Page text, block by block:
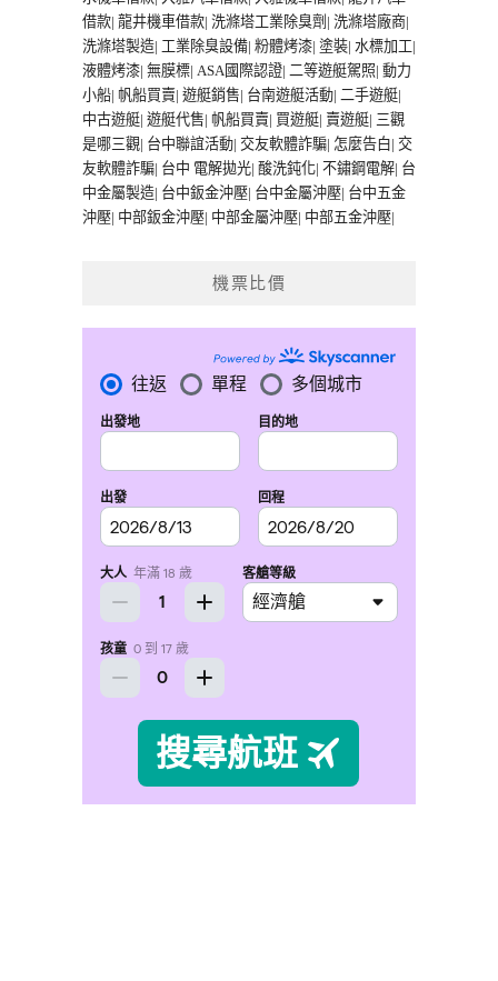
借款| 龍井機車借款| 洗滌塔工業除臭劑 | 洗滌塔廠商|
洗滌塔製造| 工業除臭設備| 粉體烤漆| 塗裝| 水標加工|
液體烤漆| 無膜標| ASA國際認證| 二等遊艇駕照| 動力
小船| 帆船買賣| 遊艇銷售| 台南遊艇活動| 二手遊艇|
中古遊艇| 遊艇代售| 帆船買賣| 買遊艇| 賣遊艇| 三觀
是哪三觀| 台中聯誼活動| 交友軟體詐騙| 怎麼告白| 交
友軟體詐騙| 台中 電解拋光| 酸洗鈍化| 不鏽鋼電解| 台
中金屬製造| 台中鈑金沖壓| 台中金屬沖壓| 台中五金
沖壓| 中部鈑金沖壓| 中部金屬沖壓| 中部五金沖壓|
機票比價